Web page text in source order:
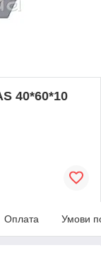
40*60*10
Оплата Умови